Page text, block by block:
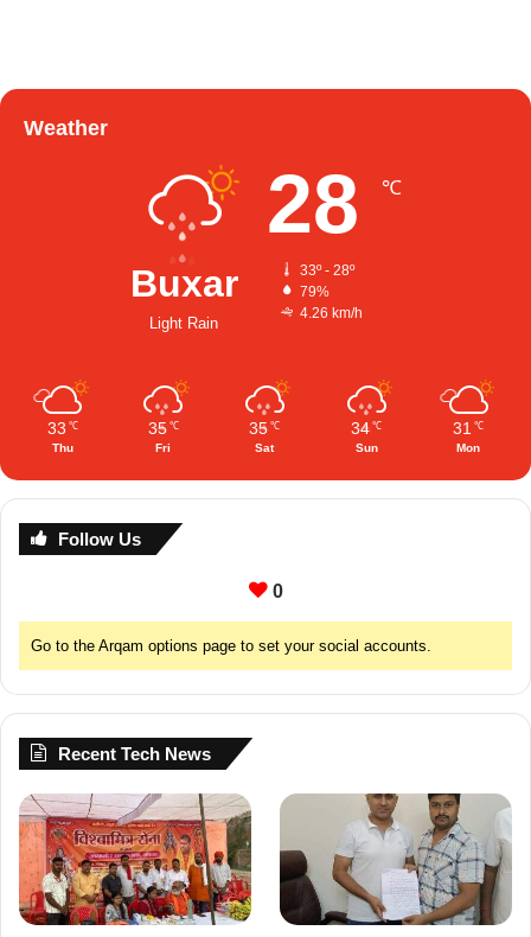
Weather
Buxar
Light Rain
28 ℃
33º - 28º
79%
4.26 km/h
33 ℃
Thu
35 ℃
Fri
35 ℃
Sat
34 ℃
Sun
31 ℃
Mon
Follow Us
0
Go to the Arqam options page to set your social accounts.
Recent Tech News
​